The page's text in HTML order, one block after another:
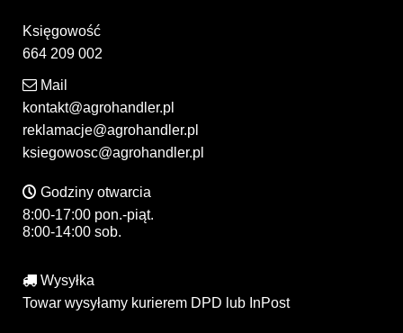
Księgowość
664 209 002
Mail
kontakt@agrohandler.pl
reklamacje@agrohandler.pl
ksiegowosc@agrohandler.pl
Godziny otwarcia
8:00-17:00 pon.-piąt.
8:00-14:00 sob.
Wysyłka
Towar wysyłamy kurierem DPD lub InPost